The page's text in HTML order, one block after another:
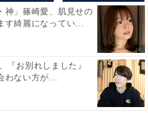
神」篠崎愛、肌見せの
す綺麗になってい...
『お別れしました』
わない方が...